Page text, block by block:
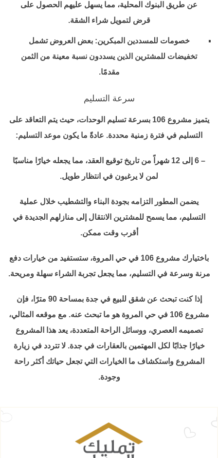
عن طريق البنوك المحلية، مما يسهل عليهم الحصول على
قرض لتمويل شراء الشقة.
خصومات للمسددين المبكرين: بعض العروض تشمل
تخفيضات للمشترين الذين يسددون نسبة معينة من الثمن
مقدمًا.
سرعة التسليم
يتميز مشروع 106 بسرعة تسليم الوحدات، حيث يتم التعاقد على
التسليم في فترة زمنية محددة. عادةً ما يكون موعد التسليم:
– 6 إلى 12 شهراً من تاريخ توقيع العقد، مما يجعله خيارًا مناسبًا
لمن لا يرغبون في انتظار طويل.
يضمن المطور التزامه بجودة البناء والتشطيب خلال عملية
التسليم، مما يسمح للمشترين الانتقال إلى منازلهم الجديدة في
أقرب وقت ممكن.
باختيارك مشروع 106 في حي المروة، ستستفيد من خيارات دفع
مرنة وسرعة في التسليم، مما يجعل تجربة الشراء سهلة ومريحة.
إذا كنت تبحث عن شقق للبيع في جدة بمساحة 90 مترًا، فإن
مشروع 106 في حي المروة هو ما تبحث عنه. مع موقعه المثالي،
تصميمه العصري، ووسائل الراحة المتعددة، يعد هذا المشروع
خيارًا جذابًا لكل المهتمين بالعقارات في جدة. لا تتردد في زيارة
المشروع واستكشاف ما الخيارات التي تجعل حياتك أكثر راحة
وجودة.